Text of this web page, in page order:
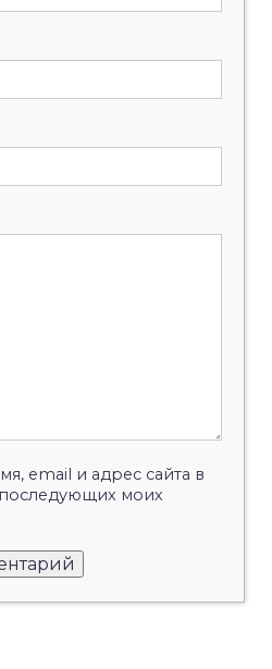
email и адрес сайта в
моих